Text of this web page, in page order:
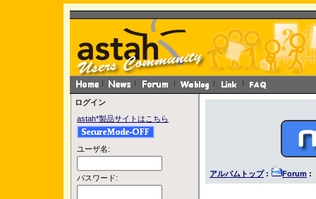
ログイン
astah*製品サイトはこちら
ユーザ名:
パスワード: アルバムトップ: Forum :